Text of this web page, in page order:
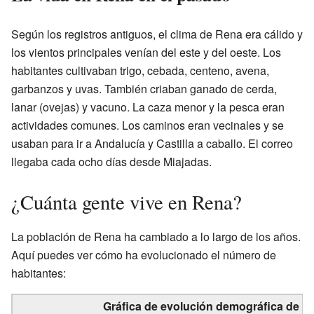
Según los registros antiguos, el clima de Rena era cálido y
los vientos principales venían del este y del oeste. Los
habitantes cultivaban trigo, cebada, centeno, avena,
garbanzos y uvas. También criaban ganado de cerda,
lanar (ovejas) y vacuno. La caza menor y la pesca eran
actividades comunes. Los caminos eran vecinales y se
usaban para ir a Andalucía y Castilla a caballo. El correo
llegaba cada ocho días desde Miajadas.
¿Cuánta gente vive en Rena?
La población de Rena ha cambiado a lo largo de los años.
Aquí puedes ver cómo ha evolucionado el número de
habitantes:
Gráfica de evolución demográfica de